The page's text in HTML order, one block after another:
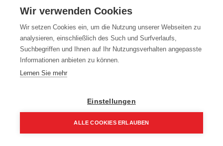
M12HV-0
Artikelnummer:4933448390
Typ: M12HV-0
71,40€ 84,00€
85,68 € inkl. Mwst
Wir verwenden Cookies
Wir setzen Cookies ein, um die Nutzung unserer Webseiten zu
analysieren, einschließlich des Such und Surfverlaufs,
Suchbegriffen und Ihnen auf Ihr Nutzungsverhalten angepasste
Informationen anbieten zu können.
Lernen Sie mehr
Einstellungen
ALLE COOKIES ERLAUBEN